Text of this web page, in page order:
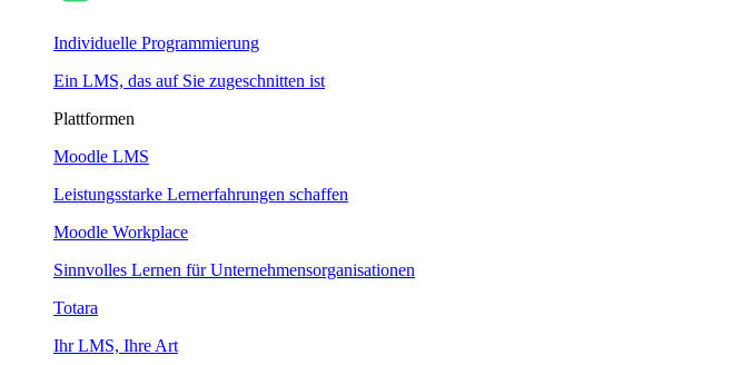
Individuelle Programmierung
Ein LMS, das auf Sie zugeschnitten ist
Plattformen
Moodle LMS
Leistungsstarke Lernerfahrungen schaffen
Moodle Workplace
Sinnvolles Lernen für Unternehmensorganisationen
Totara
Ihr LMS, Ihre Art